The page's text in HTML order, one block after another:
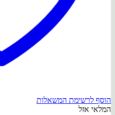
הוסף לרשימת המשאלות
המלאי אזל